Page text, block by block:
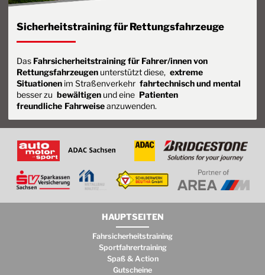
Sicherheitstraining für Rettungsfahrzeuge
Das Fahrsicherheitstraining für Fahrer/innen von
Rettungsfahrzeugen unterstützt diese, extreme
Situationen im Straßenverkehr fahrtechnisch und mental
besser zu bewältigen und eine Patienten
freundliche Fahrweiseanzuwenden.
HAUPTSEITEN
Fahrsicherheitstraining
Sportfahrertraining
Spaß & Action
Gutscheine